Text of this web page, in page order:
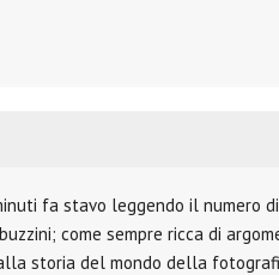
fa stavo leggendo il numero
come sempre ricca di
storia del mondo della